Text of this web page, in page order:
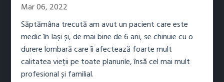
Mar 06, 2022
Săptămâna trecută am avut un pacient care este
medic în Iași și, de mai bine de 6 ani, se chinuie cu o
durere lombară care îi afectează foarte mult
calitatea vieții pe toate planurile, însă cel mai mult
profesional și familial.